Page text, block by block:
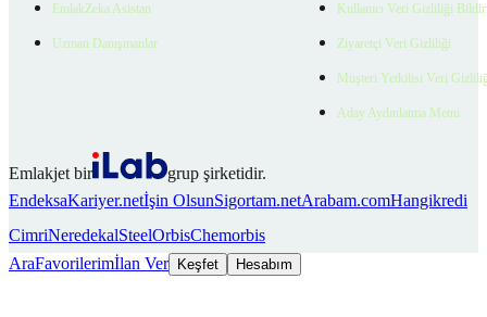
EmlakZeka Asistan
Uzman Danışmanlar
Kullanıcı Veri Gizliliği
Ziyaretçi Veri Gizliliği
Müşteri Yetkilisi Veri
Aday Aydınlatma Metni
Emlakjet bir
grup şirketidir.
EndeksaKariyer.netİşin OlsunSigortam.netArabam.comHangikredi
CimriNeredekalSteelOrbisChemorbis
AraFavorilerimİlan Ver Keşfet Hesabım